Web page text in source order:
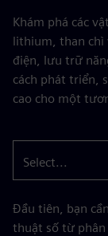
Khám phá các
lithium, than chì
điện, lưu trữ
cách phát triển,
cao cho một
Select...
Đầu tiên, bạn
thuật số từ phân